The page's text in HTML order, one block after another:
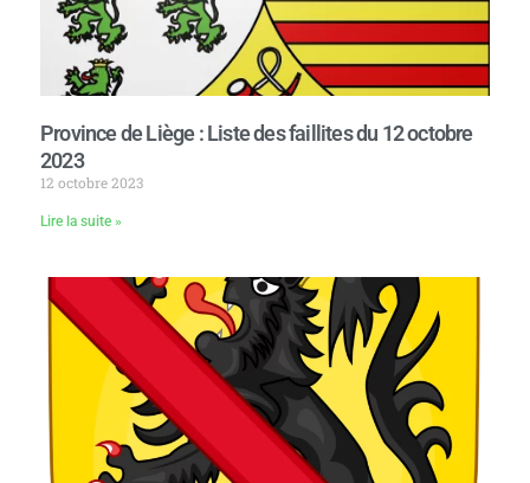
Province de Liège : Liste des faillites du 12 octobre
2023
12 octobre 2023
Lire la suite »